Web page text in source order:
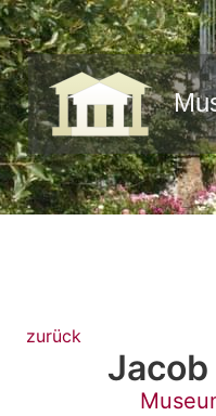
zurück